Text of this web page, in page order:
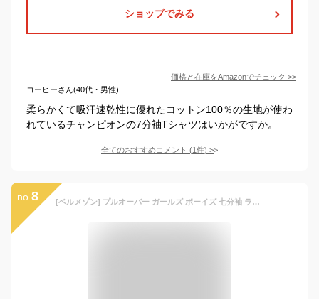
ショップでみる
価格と在庫をAmazonでチェック >>
コーヒーさん(40代・男性)
柔らかくて吸汗速乾性に優れたコットン100％の生地が使わ
れているチャンピオンの7分袖Tシャツはいかがですか。
全てのおすすめコメント (1件) >
no. 8 [ベルメゾン] プルオーバー ガールズ ボーイズ 七分袖 ライトスウェットロゴプリント キッズ トップス ホワイト杢グレー 150